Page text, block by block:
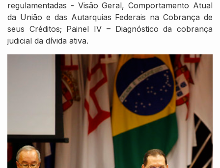
regulamentadas - Visão Geral, Comportamento Atual
da União e das Autarquias Federais na Cobrança de
seus Créditos; Painel IV – Diagnóstico da cobrança
judicial da dívida ativa.